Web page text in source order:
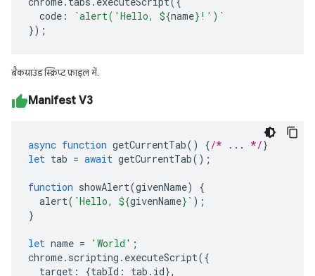
code : `alert('Hello, ${name} !')`
});
बैकग्राउंड स्क्रिप्ट फ़ाइल में.
Manifest V3
async function getCurrentTab() {/* ... */}
let tab = await getCurrentTab();
function showAlert(givenName)
{
alert( `Hello, ${givenName} ` );
}
let name = 'World' ;
chrome. scripting . executeScript({
target : {tabId : tab . id},